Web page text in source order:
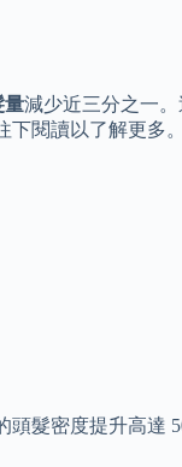
量減少近三分之一
閱讀以了解更多。
髮密度提升高達